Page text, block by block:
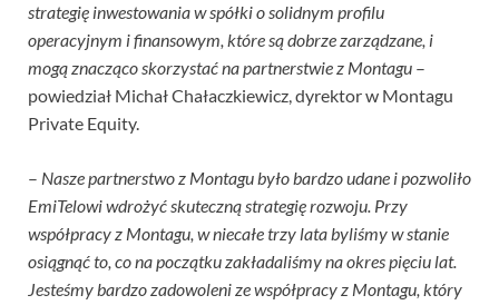
strategię inwestowania w spółki o solidnym profilu
operacyjnym i finansowym, które są dobrze zarządzane, i
mogą znacząco skorzystać na partnerstwie z Montagu –
powiedział Michał Chałaczkiewicz, dyrektor w Montagu
Private Equity.
– Nasze partnerstwo z Montagu było bardzo udane i pozwoliło
EmiTelowi wdrożyć skuteczną strategię rozwoju. Przy
współpracy z Montagu, w niecałe trzy lata byliśmy w stanie
osiągnąć to, co na początku zakładaliśmy na okres pięciu lat.
Jesteśmy bardzo zadowoleni ze współpracy z Montagu, który